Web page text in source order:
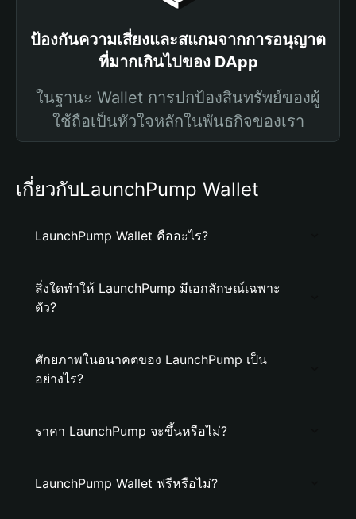
ป้องกันความเสี่ยงและสแกมจากการอนุญาต
ที่มากเกินไปของ DApp
ในฐานะ Wallet การปกป้องสินทรัพย์ของผู้
ใช้ถือเป็นหัวใจหลักในพันธกิจของเรา
เกี่ยวกับLaunchPump Wallet
LaunchPump Wallet คืออะไร?
สิ่งใดทำให้ LaunchPump มีเอกลักษณ์เฉพาะ
ตัว?
ศักยภาพในอนาคตของ LaunchPump เป็น
อย่างไร?
ราคา LaunchPump จะขึ้นหรือไม่?
LaunchPump Wallet ฟรีหรือไม่?